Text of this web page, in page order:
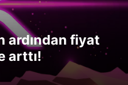
ardından fiyat
arttı!